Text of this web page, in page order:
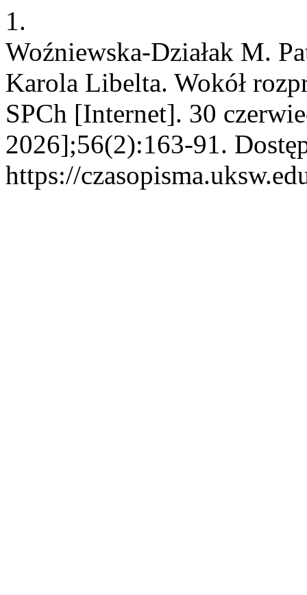
1.
Woźniewska-Działak M.
Karola Libelta. Wokół
SPCh [Internet]. 30
2026];56(2):163-91.
https://